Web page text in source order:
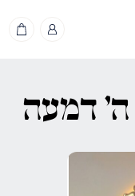
ה' דמעה